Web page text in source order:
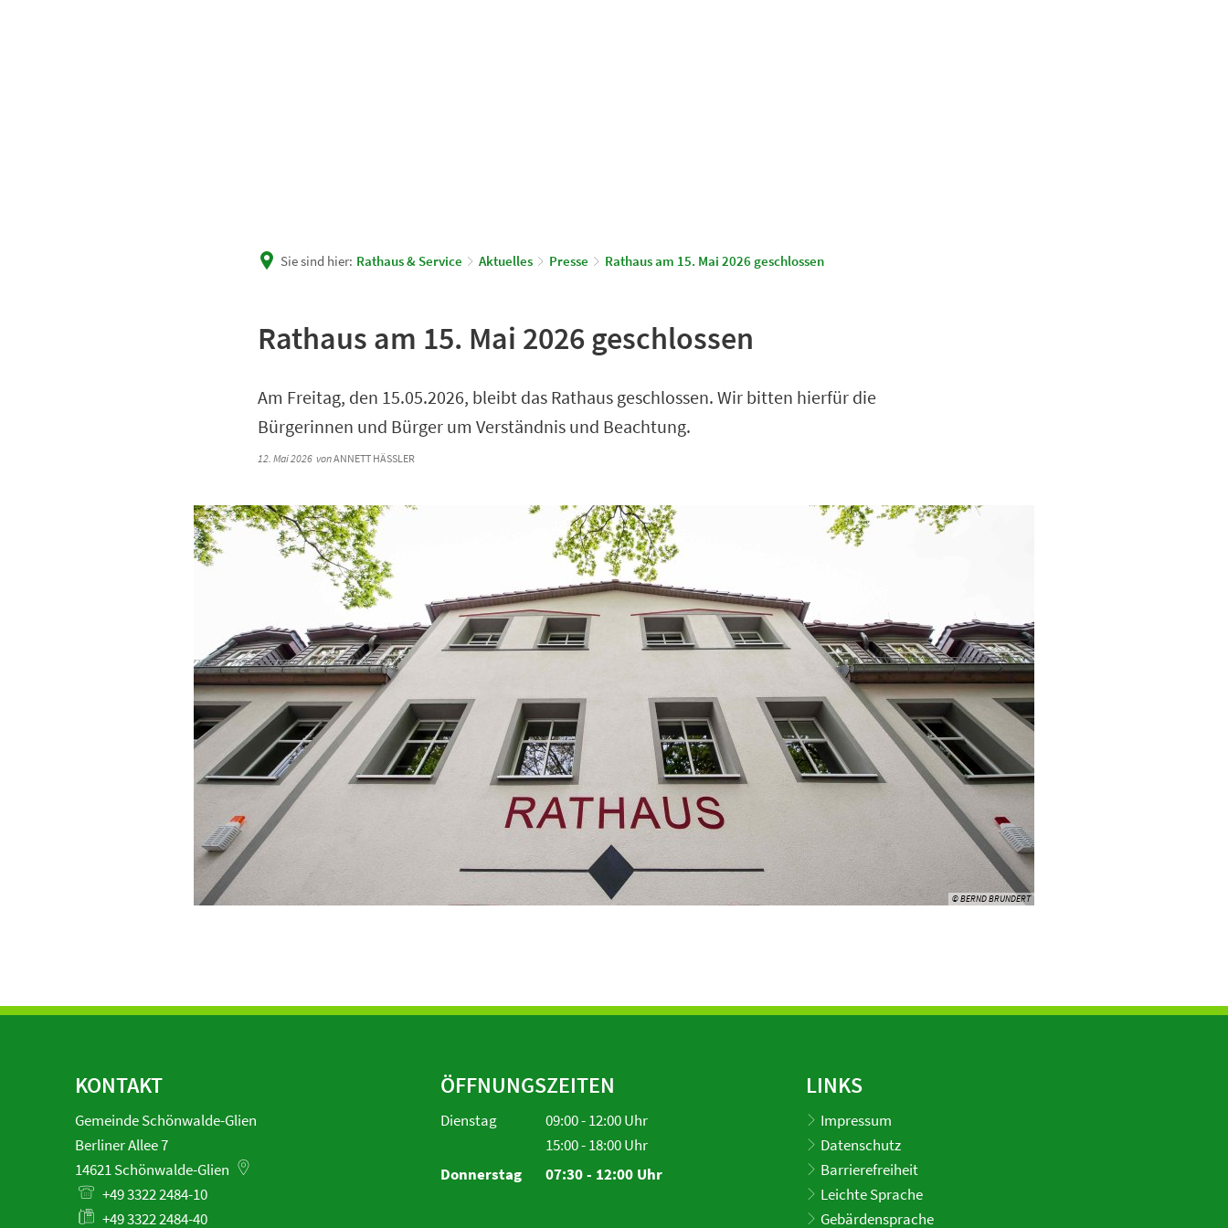
Sie sind hier: Rathaus & Service Aktuelles Presse Rathaus am 15. Mai 2026 geschlossen
Rathaus am 15. Mai 2026 geschlossen
Am Freitag, den 15.05.2026, bleibt das Rathaus geschlossen. Wir bitten hierfür die
Bürgerinnen und Bürger um Verständnis und Beachtung.
12. Mai 2026 vonANNETT HÄSSLER
© BERND BRUNDERT
KONTAKT
Gemeinde Schönwalde-Glien
Berliner Allee 7
14621Schönwalde-Glien
+49 3322 2484-10
+49 3322 2484-40
ÖFFNUNGSZEITEN
Dienstag 09:00-12:00Uhr
Von 09:00 bis 12:00 Uhr
15:00-18:00Uhr
Von 15:00 bis 18:00 Uhr
Donnerstag 07:30- 12:00 Uhr
LINKS
Impressum
Datenschutz
Barrierefreiheit
Leichte Sprache
Gebärdensprache